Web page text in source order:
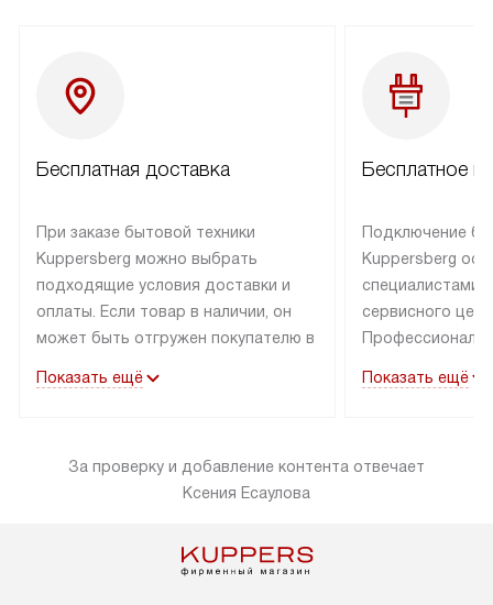
Бесплатная доставка
При заказе бытовой техники
Kuppersberg можно выбрать
подходящие условия доставки и
оплаты. Если товар в наличии, он
может быть отгружен покупателю в
специальным лейблом
оплачивается дополнительно.
Возможна доставка товаров по
Показать ещё
Бесплатное
Подключение
Kuppersberg
специалистами
сервисного
эксплуатации
подключается
Показать ещё
За проверку и добавление контента отвечает
Ксения Есаулова